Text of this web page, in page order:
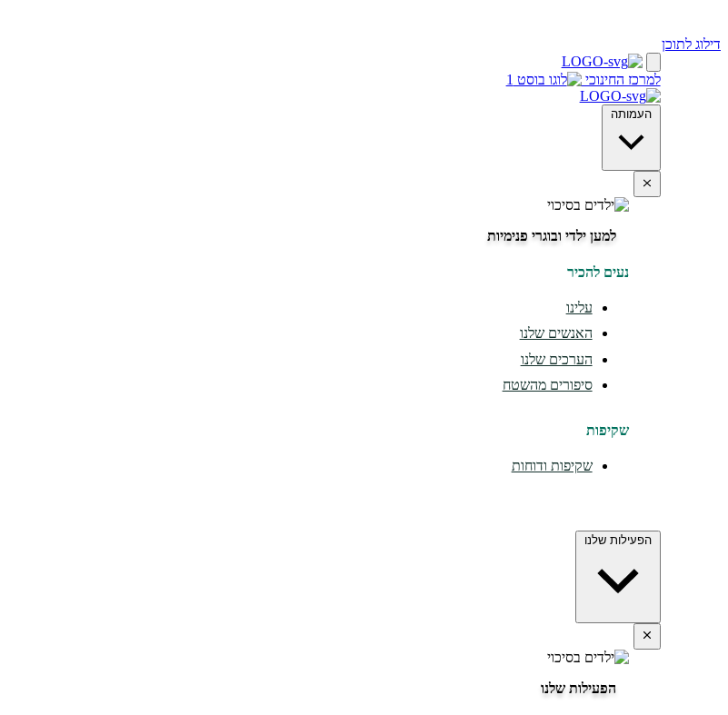
דילוג לתוכן
למרכז החינוכי
העמותה
למען ילדי ובוגרי פנימיות
נעים להכיר
עלינו
האנשים שלנו
הערכים שלנו
סיפורים מהשטח
שקיפות
שקיפות ודוחות
הפעילות שלנו
הפעילות שלנו